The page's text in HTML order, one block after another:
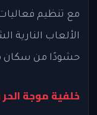
مع تنظيم
الألعاب النارية
حشودًا من سكان
خلفية موجة الحر